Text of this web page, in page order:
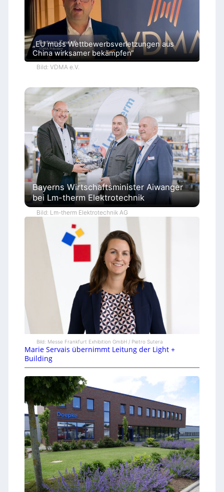
„EU muss Wettbewerbsverletzungen aus
China wirksamer bekämpfen“
Bild: VDMA e.V.
Bayerns Wirtschaftsminister Aiwanger
bei Lm-therm Elektrotechnik
Bild: Lm-therm Elektrotechnik AG
Bild: Messe Frankfurt Exhibition GmbH / Pietro Sutera
Marie Servais übernimmt Leitung der Light +
Building